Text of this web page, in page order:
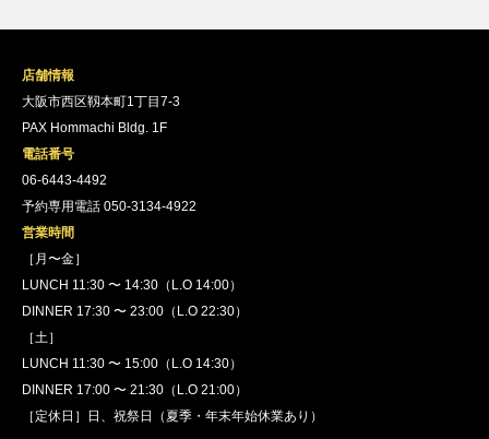
店舗情報
大阪市西区靱本町1丁目7-3
PAX Hommachi Bldg. 1F
電話番号
06-6443-4492
予約専用電話 050-3134-4922
営業時間
［月〜金］
LUNCH 11:30 〜 14:30（L.O 14:00）
DINNER 17:30 〜 23:00（L.O 22:30）
［土］
LUNCH 11:30 〜 15:00（L.O 14:30）
DINNER 17:00 〜 21:30（L.O 21:00）
［定休日］日、祝祭日（夏季・年末年始休業あり）